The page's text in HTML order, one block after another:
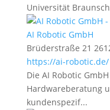
Universität
AI Robotic GmbH
Brüderstraße 21
https://ai-robotic.de/
Die AI Robotic
Hardwareberatung
kundenspezif...